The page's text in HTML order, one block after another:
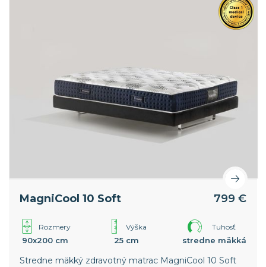
MagniCool 10 Soft 799 €
Rozmery
90x200 cm
Výška
25 cm
Tuhosť
stredne mäkká
Stredne mäkký zdravotný matrac MagniCool 10 Soft